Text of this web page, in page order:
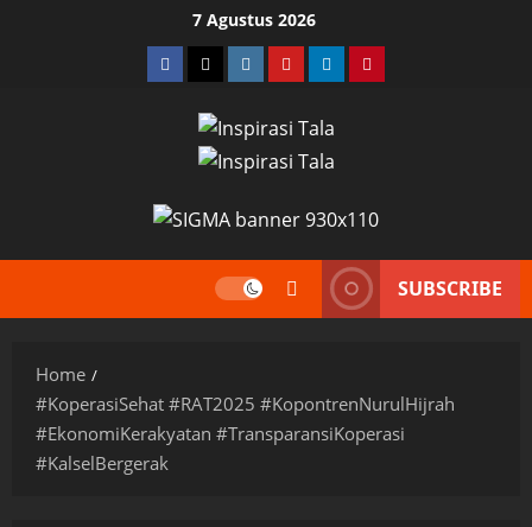
7 Agustus 2026
Facebook
TwitterInstagram
YouTubeLinkedInPinterest
SUBSCRIBE
Home
#KoperasiSehat #RAT2025 #KopontrenNurulHijrah
#EkonomiKerakyatan #TransparansiKoperasi
#KalselBergerak